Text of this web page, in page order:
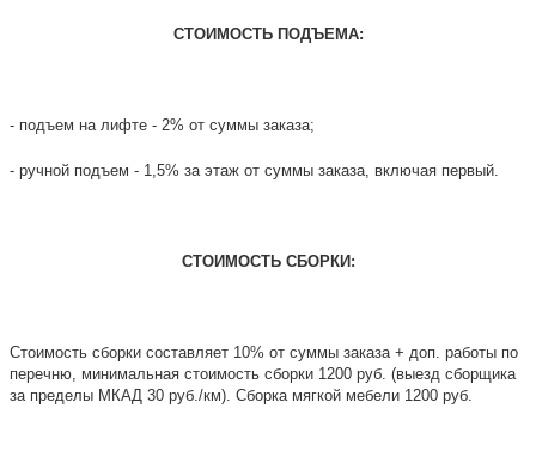
СТОИМОСТЬ ПОДЪЕМА:
- подъем на лифте - 2% от суммы заказа;
- ручной подъем - 1,5% за этаж от суммы заказа, включая первый.
СТОИМОСТЬ СБОРКИ:
Стоимость сборки составляет 10% от суммы заказа + доп. работы по
перечню, минимальная стоимость сборки 1200 руб. (выезд сборщика
за пределы МКАД 30 руб./км). Сборка мягкой мебели 1200 руб.